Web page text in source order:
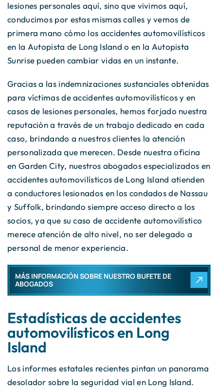
lesiones personales aquí, sino que vivimos aquí,
conducimos por estas mismas calles y vemos de
primera mano cómo los accidentes automovilísticos
en la Autopista de Long Island o en la Autopista
Sunrise pueden cambiar vidas en un instante.
Gracias a las indemnizaciones sustanciales obtenidas
para víctimas de accidentes automovilísticos y en
casos de lesiones personales, hemos forjado nuestra
reputación a través de un trabajo dedicado en cada
caso, brindando a nuestros clientes la atención
personalizada que merecen. Desde nuestra oficina
en Garden City, nuestros abogados especializados en
accidentes automovilísticos de Long Island atienden
a conductores lesionados en los condados de Nassau
y Suffolk, brindando siempre acceso directo a los
socios, ya que su caso de accidente automovilístico
merece atención de alto nivel, no ser delegado a
personal de menor experiencia.
MÁS INFORMACIÓN SOBRE NUESTRO BUFETE DE
ABOGADOS
Estadísticas de accidentes
automovilísticos en Long
Island
Los informes estatales recientes pintan un panorama
desolador sobre la seguridad vial en Long Island.